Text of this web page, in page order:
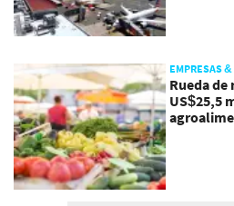
EMPRESAS
Rueda de
US$25,5